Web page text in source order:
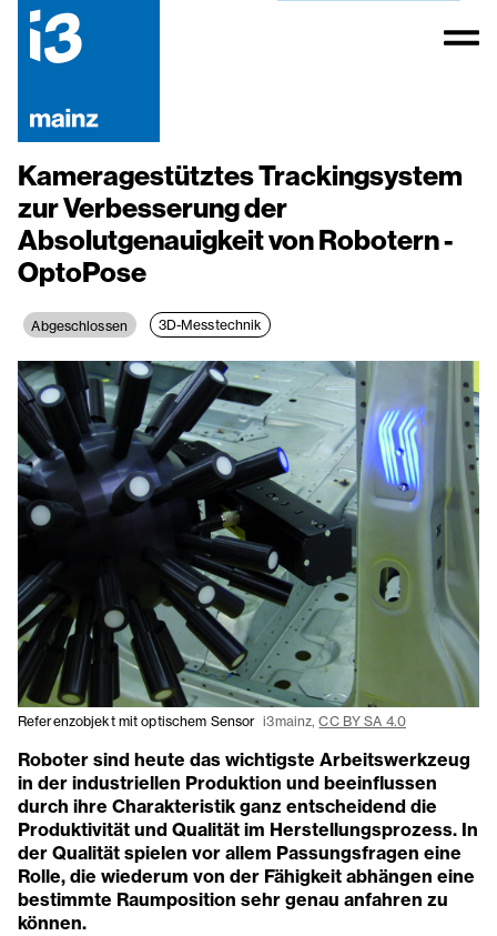
Kameragestütztes Trackingsystem
zur Verbesserung der
Absolutgenauigkeit von Robotern -
OptoPose
Abgeschlossen 3D-Messtechnik
Referenzobjekt mit optischem Sensor i3mainz,CC BY SA 4.0
Roboter sind heute das wichtigste Arbeitswerkzeug
in der industriellen Produktion und beeinflussen
durch ihre Charakteristik ganz entscheidend die
Produktivität und Qualität im Herstellungsprozess. In
der Qualität spielen vor allem Passungsfragen eine
Rolle, die wiederum von der Fähigkeit abhängen eine
bestimmte Raumposition sehr genau anfahren zu
können.